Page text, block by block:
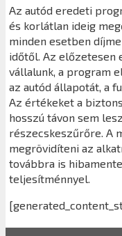
Az autód eredeti
és korlátlan ideig
minden esetben
időtől. Az előzetesen
vállalunk, a program
az autód állapotát, a
Az értékeket a
hosszú távon sem
részecskeszűrőre. A
megrövidíteni az
továbbra is
teljesítménnyel.